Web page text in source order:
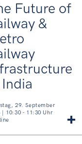
Future of
&
29. September
| 10:30 - 11:30 Uhr